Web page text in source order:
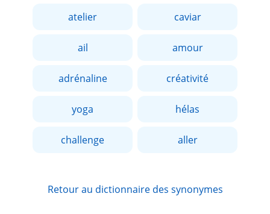
atelier caviar
ail amour
adrénaline créativité
yoga hélas
challenge aller
Retour au dictionnaire des synonymes